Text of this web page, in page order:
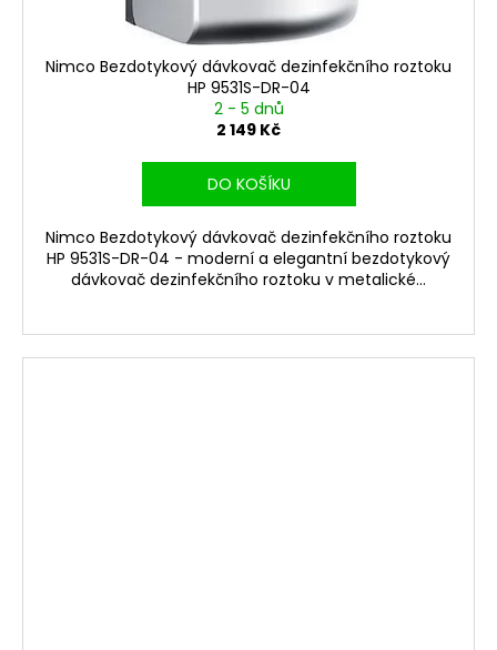
Nimco Bezdotykový dávkovač dezinfekčního roztoku
HP 9531S-DR-04
2 - 5 dnů
2 149 Kč
DO KOŠÍKU
Nimco Bezdotykový dávkovač dezinfekčního roztoku
HP 9531S-DR-04 - moderní a elegantní bezdotykový
dávkovač dezinfekčního roztoku v metalické...